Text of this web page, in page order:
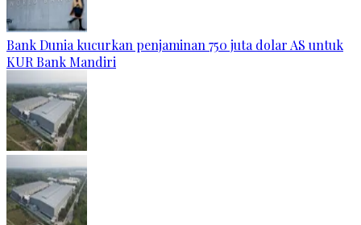
Bank Dunia kucurkan penjaminan 750 juta dolar AS untuk
KUR Bank Mandiri